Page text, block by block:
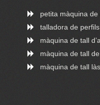
petita màquina
talladora de
màquina de tall
màquina de tall
màquina de tall